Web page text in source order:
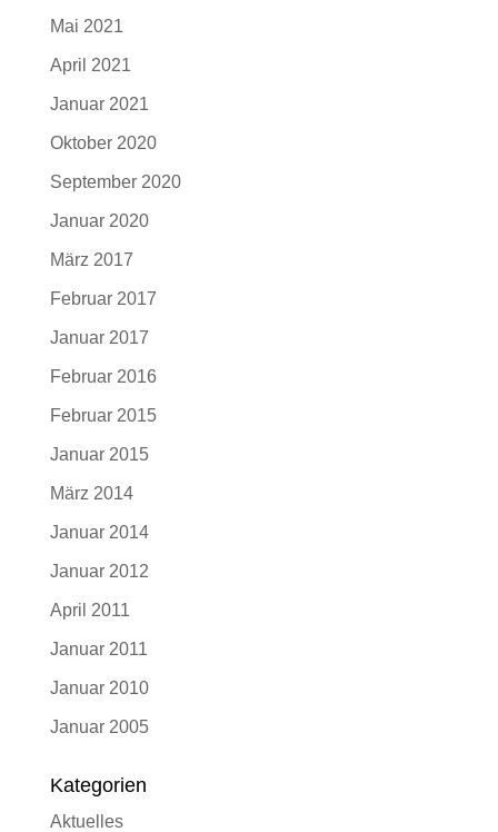
Mai 2021
April 2021
Januar 2021
Oktober 2020
September 2020
Januar 2020
März 2017
Februar 2017
Januar 2017
Februar 2016
Februar 2015
Januar 2015
März 2014
Januar 2014
Januar 2012
April 2011
Januar 2011
Januar 2010
Januar 2005
Kategorien
Aktuelles